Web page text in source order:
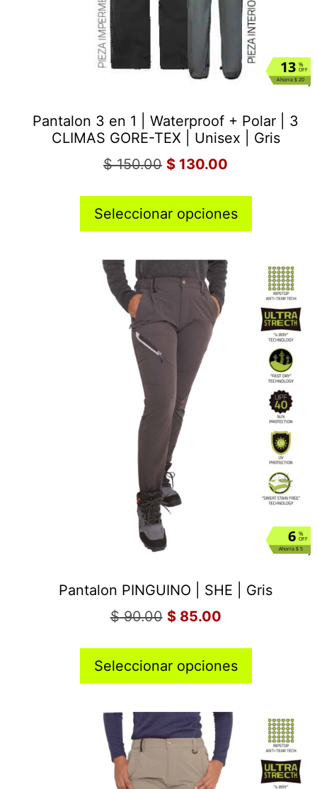
%
OFF
13
Ahorra $ 20
Pantalon 3 en 1 | Waterproof + Polar | 3
CLIMAS GORE-TEX | Unisex | Gris
$150.00 $ 130.00
Seleccionar opciones
%
OFF
6
Ahorra $ 5
Pantalon PINGUINO | SHE | Gris
$90.00 $85.00
Seleccionar opciones